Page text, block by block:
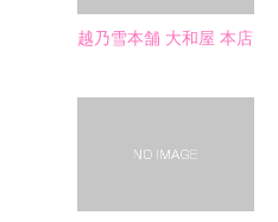
越乃雪本舗 大和屋 本店